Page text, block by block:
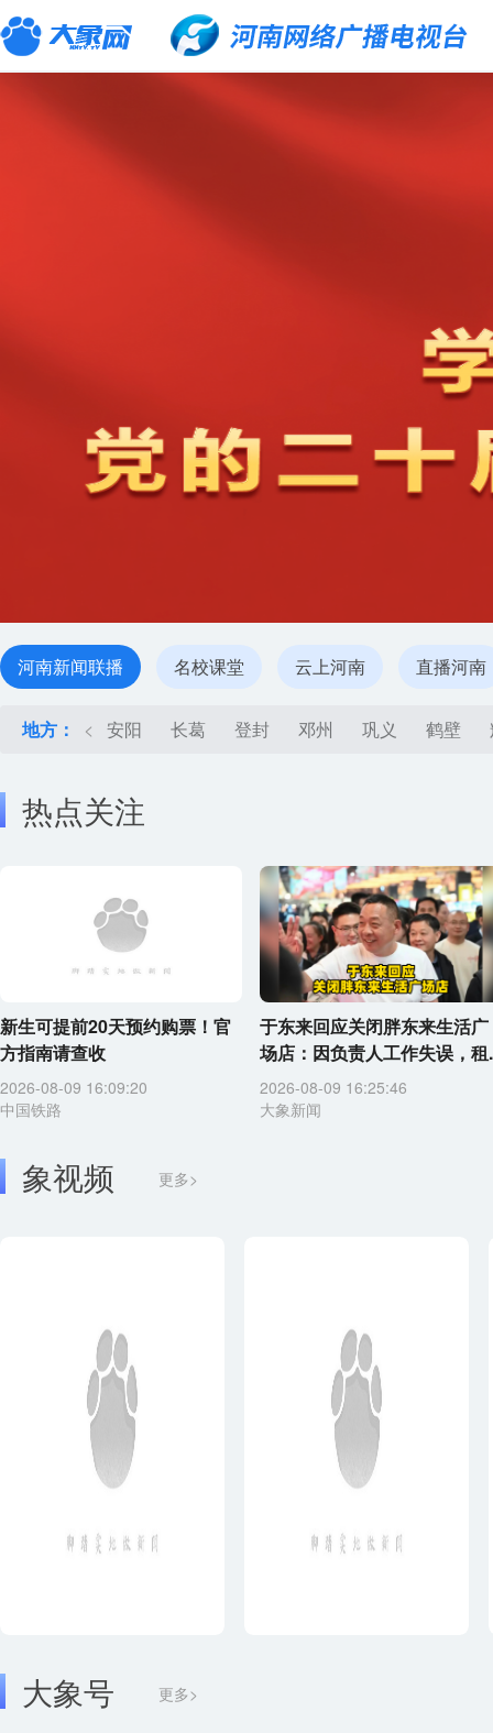
河南新闻联播 名校课堂 云上河南 直播河南
地方： < 安阳 长葛 登封 邓州 巩义 鹤壁
热点关注
新生可提前20天预约购票！官
方指南请查收
2026-08-09 16:09:20
中国铁路
于东来回应关闭胖东来生活广
场店：因负责人工作失误，租
2026-08-09 16:25:46
大象新闻
象视频 更多>
大象号 更多>